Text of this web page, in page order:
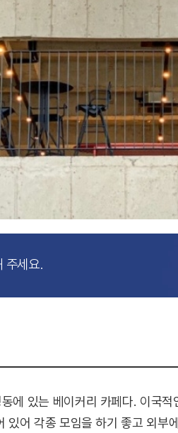
주세요.
에 있는 베이커리 카페다. 이국
있어 각종 모임을 하기 좋고 외